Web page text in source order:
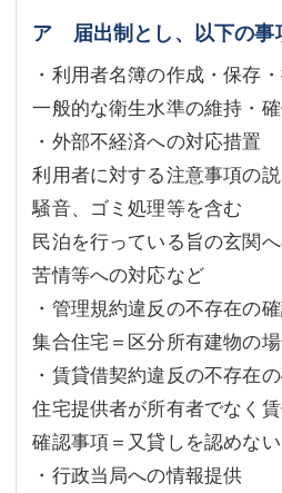
ア 届出制とし、以下の事
・利用者名簿の作成・保存
一般的な衛生水準の維持・
・外部不経済への対応措置
利用者に対する注意事項の
騒音、ゴミ処理等を含む
民泊を行っている旨の玄関
苦情等への対応など
・管理規約違反の不存在の
集合住宅＝区分所有建物の
・賃貸借契約違反の不存在
住宅提供者が所有者でなく
確認事項＝又貸しを認めな
・行政当局への情報提供